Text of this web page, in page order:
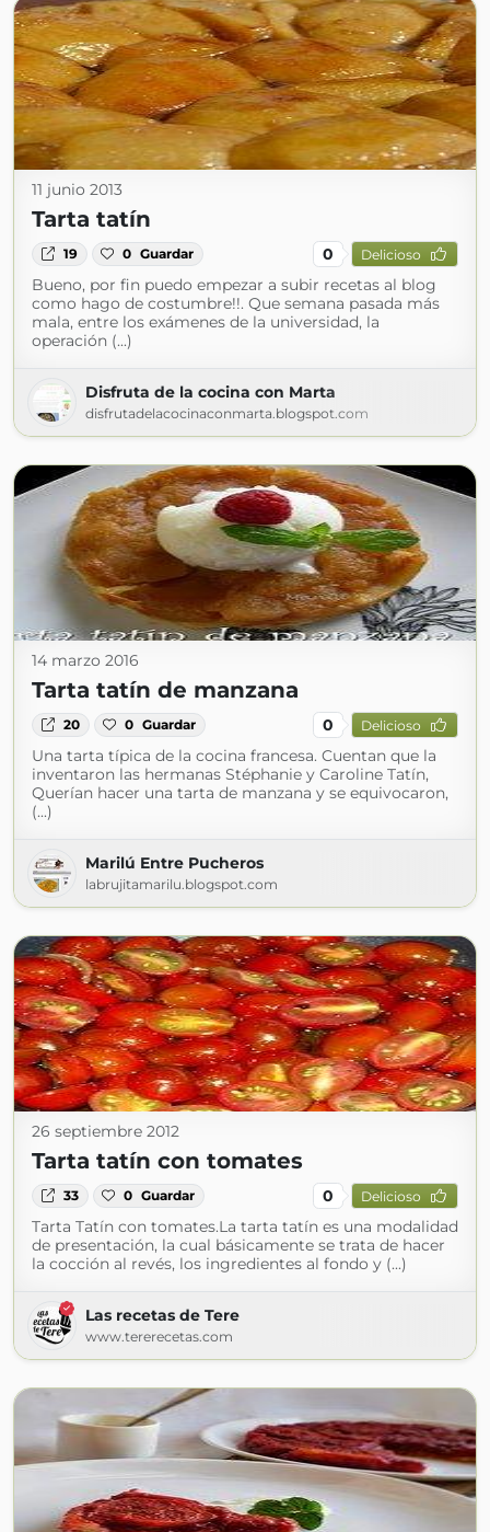
11 junio 2013
Tarta tatín
19 0 Guardar 0 Delicioso
Bueno, por fin puedo empezar a subir recetas al blog
como hago de costumbre!!. Que semana pasada más
mala, entre los exámenes de la universidad, la
operación (...)
Disfruta de la cocina con Marta
disfrutadelacocinaconmarta.blogspot.com
14 marzo 2016
Tarta tatín de manzana
20 0 Guardar 0 Delicioso
Una tarta típica de la cocina francesa. Cuentan que la
inventaron las hermanas Stéphanie y Caroline Tatín,
Querían hacer una tarta de manzana y se equivocaron,
(...)
Marilú Entre Pucheros
labrujitamarilu.blogspot.com
26 septiembre 2012
Tarta tatín con tomates
33 0 Guardar 0 Delicioso
Tarta Tatín con tomates.La tarta tatín es una modalidad
de presentación, la cual básicamente se trata de hacer
la cocción al revés, los ingredientes al fondo y (...)
Las recetas de Tere
www.tererecetas.com